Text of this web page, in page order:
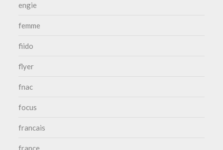
engie
femme
fiido
flyer
fnac
focus
francais
france